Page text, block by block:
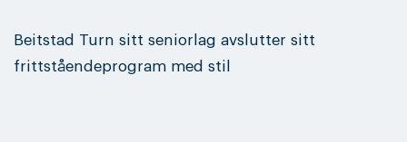
Beitstad Turn sitt seniorlag avslutter sitt
frittståendeprogram med stil